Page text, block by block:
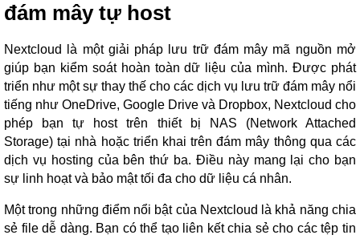
đám mây tự host
Nextcloud là một giải pháp lưu trữ đám mây mã nguồn mở
giúp bạn kiểm soát hoàn toàn dữ liệu của mình. Được phát
triển như một sự thay thế cho các dịch vụ lưu trữ đám mây nổi
tiếng như OneDrive, Google Drive và Dropbox, Nextcloud cho
phép bạn tự host trên thiết bị NAS (Network Attached
Storage) tại nhà hoặc triển khai trên đám mây thông qua các
dịch vụ hosting của bên thứ ba. Điều này mang lại cho bạn
sự linh hoạt và bảo mật tối đa cho dữ liệu cá nhân.
Một trong những điểm nổi bật của Nextcloud là khả năng chia
sẻ file dễ dàng. Bạn có thể tạo liên kết chia sẻ cho các tệp tin